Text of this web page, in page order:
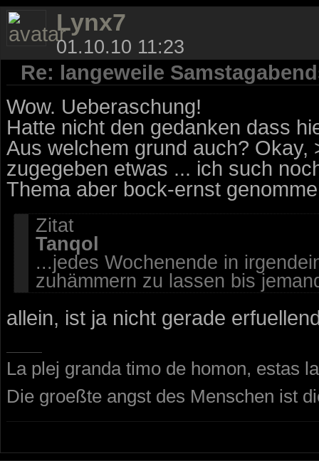
Lynx7
01.10.10 11:23
Re: langeweile
Wow. Ueberaschung!
Hatte nicht den gedanken dass
Aus welchem grund auch? Okay,
zugegeben etwas ... ich such
Thema aber bock-ernst
Zitat
Tanqol
...jedes Wochenende in
zuhämmern zu lassen bis
allein, ist ja nicht gerade
La plej granda timo de homon, estas
Die groeßte angst des Menschen ist